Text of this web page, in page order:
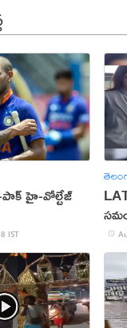
పాక్ హై-వోల్టేజ్
IST